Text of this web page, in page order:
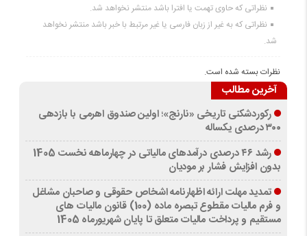
نظراتی که حاوی تهمت یا افترا باشد منتشر نخواهد شد.
نظراتی که به غیر از زبان فارسی یا غیر مرتبط با خبر باشد منتشر نخواهد
شد.
نظرات بسته شده است.
آخرین مطالب
رکوردشکنی تاریخی «نارنج»؛ اولین صندوق اهرمی با بازدهی
۳۰۰ درصدی یکساله
رشد ۴۶ درصدی درآمدهای مالیاتی در چهارماهه نخست 1405
بدون افزایش فشار بر مودیان
تمدید مهلت ارائه اظهارنامه اشخاص حقوقی و صاحبان مشاغل
و فرم مالیات مقطوع تبصره ماده (100) قانون مالیات های
مستقیم و پرداخت مالیات متعلق تا پایان شهریورماه 1405